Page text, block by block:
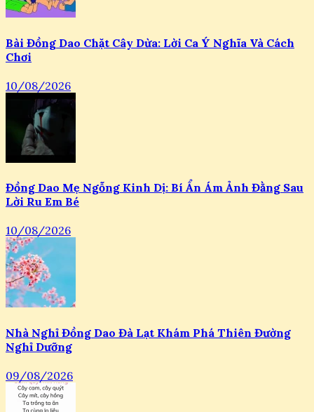
Bài Đồng Dao Chặt Cây Dừa: Lời Ca Ý Nghĩa Và Cách
Chơi
10/08/2026
Đồng Dao Mẹ Ngỗng Kinh Dị: Bí Ẩn Ám Ảnh Đằng Sau
Lời Ru Em Bé
10/08/2026
Nhà Nghỉ Đồng Dao Đà Lạt Khám Phá Thiên Đường
Nghỉ Dưỡng
09/08/2026